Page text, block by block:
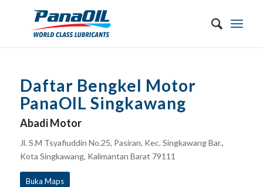
Daftar Bengkel Motor
PanaOIL Singkawang
Abadi Motor
Jl. S.M Tsyafiuddin No.25, Pasiran, Kec. Singkawang Bar.,
Kota Singkawang, Kalimantan Barat 79111
Buka Maps